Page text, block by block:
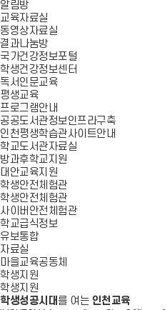
알림방
교육자료실
동영상자료실
결과나눔방
국가건강정보포털
학생건강정보센터
독서인문교육
평생교육
프로그램안내
공공도서관정보인프라구축
인천평생학습관사이트안내
학교도서관자료실
방과후학교지원
대안교육지원
학생안전체험관
학생안전체험관
사이버안전체험관
학교급식정보
유보통합
자료실
마을교육공동체
학생지원
학생지원
학생성공시대 를 여는 인천교육